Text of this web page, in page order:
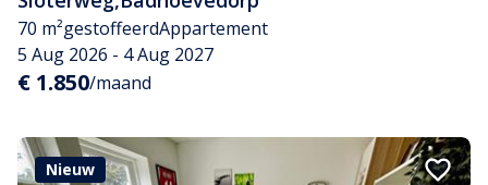
70 m²gestoffeerdAppartement
5 Aug 2026 - 4 Aug 2027
€ 1.850/maand
Nieuw